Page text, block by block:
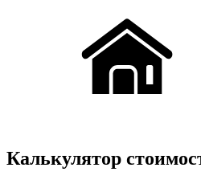
Калькулятор